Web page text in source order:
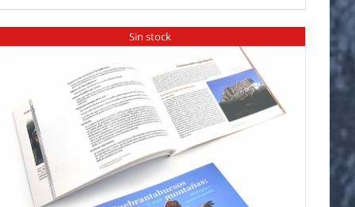
Sin stock